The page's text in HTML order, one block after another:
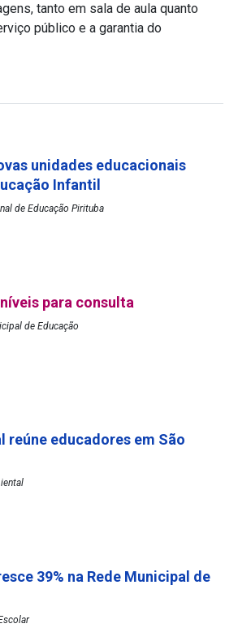
tanto em sala de aula quanto
público e a garantia do
unidades educacionais
Infantil
de Educação Pirituba
para consulta
de Educação
reúne educadores em São
39% na Rede Municipal de